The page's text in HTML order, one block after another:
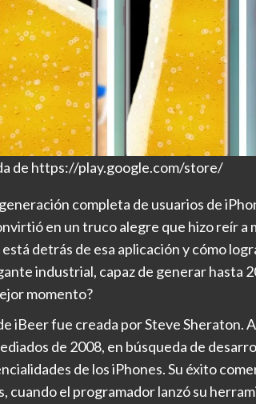
de https://play.google.com/store/
completa de usuarios de
en un truco alegre que hizo reír a
detrás de esa aplicación y cómo
industrial, capaz de generar hasta
momento?
iBeer fue creada por Steve Sheraton.
de 2008, en búsqueda de
de los iPhones. Su éxito
cuando el programador lanzó su